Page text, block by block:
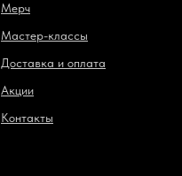
Мерч
Мастер-классы
Доставка и оплата
Акции
Контакты